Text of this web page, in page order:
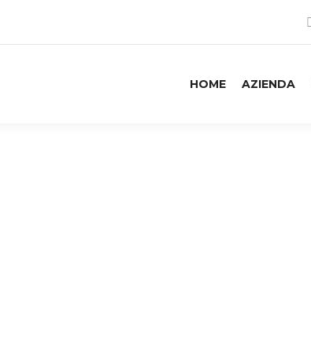
HOME AZIENDA